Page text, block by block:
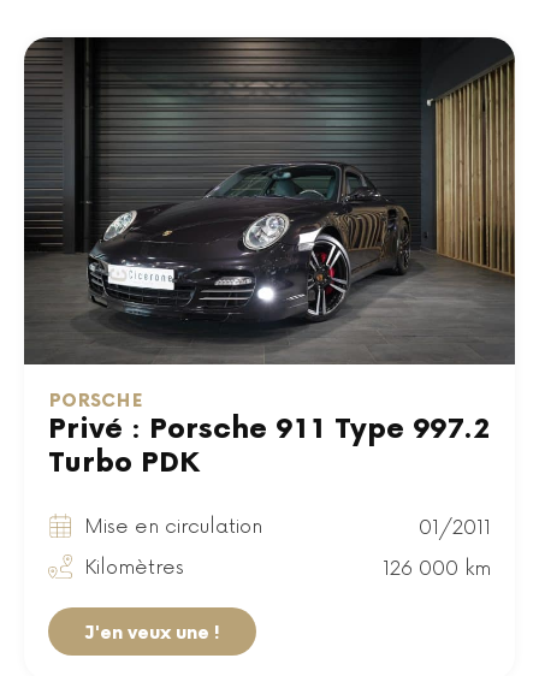
PORSCHE
Privé : Porsche 911 Type 997.2
Turbo PDK
Mise en circulation
01/2011
Kilomètres
126 000 km
J'en veux une !